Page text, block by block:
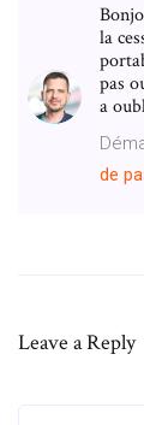
la
pas
a
de
Leave a Reply